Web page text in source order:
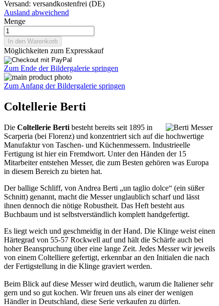
Versand: versandkostenfrei (DE)
Ausland abweichend
Menge
In den Warenkorb
Möglichkeiten zum Expresskauf
Zum Ende der Bildergalerie springen
Zum Anfang der Bildergalerie springen
Coltellerie Berti
Die Coltellerie Berti besteht bereits seit 1895 in
Scarperia (bei Florenz) und konzentriert sich auf die hochwertige
Manufaktur von Taschen- und Küchenmessern. Industrieelle
Fertigung ist hier ein Fremdwort. Unter den Händen der 15
Mitarbeiter entstehen Messer, die zum Besten gehören was Europa
in diesem Bereich zu bieten hat.
Der ballige Schliff, von Andrea Berti „un taglio dolce“ (ein süßer
Schnitt) genannt, macht die Messer unglaublich scharf und lässt
ihnen dennoch die nötige Robustheit. Das Heft besteht aus
Buchbaum und ist selbstverständlich komplett handgefertigt.
Es liegt weich und geschmeidig in der Hand. Die Klinge weist einen
Härtegrad von 55-57 Rockwell auf und hält die Schärfe auch bei
hoher Beanspruchung über eine lange Zeit. Jedes Messer wir jeweils
von einem Coltelliere gefertigt, erkennbar an den Initialen die nach
der Fertigstellung in die Klinge graviert werden.
Beim Blick auf diese Messer wird deutlich, warum die Italiener sehr
gern und so gut kochen. Wir freuen uns als einer der wenigen
Händler in Deutschland, diese Serie verkaufen zu dürfen.